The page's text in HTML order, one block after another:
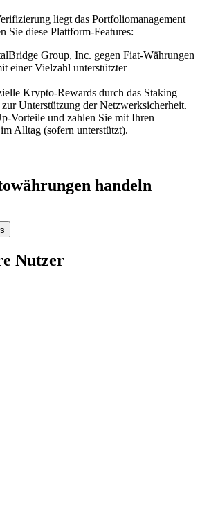
liegt das Portfoliomanagement
Sie diese Plattform-Features:
Group, Inc. gegen Fiat-Währungen
einer Vielzahl unterstützter
Krypto-Rewards durch das Staking
zur Unterstützung der Netzwerksicherheit.
Vorteile und zahlen Sie mit Ihren
Alltag (sofern unterstützt).
handeln
Nutzer